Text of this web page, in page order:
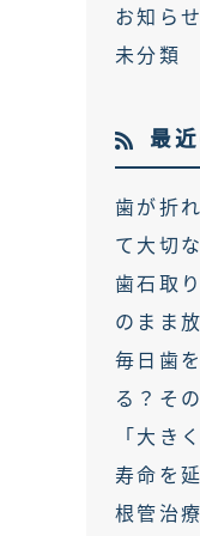
お知らせ
未分類
最
歯が折
て大切
歯石取
のまま
毎日歯
る？そ
「大き
寿命を
根管治